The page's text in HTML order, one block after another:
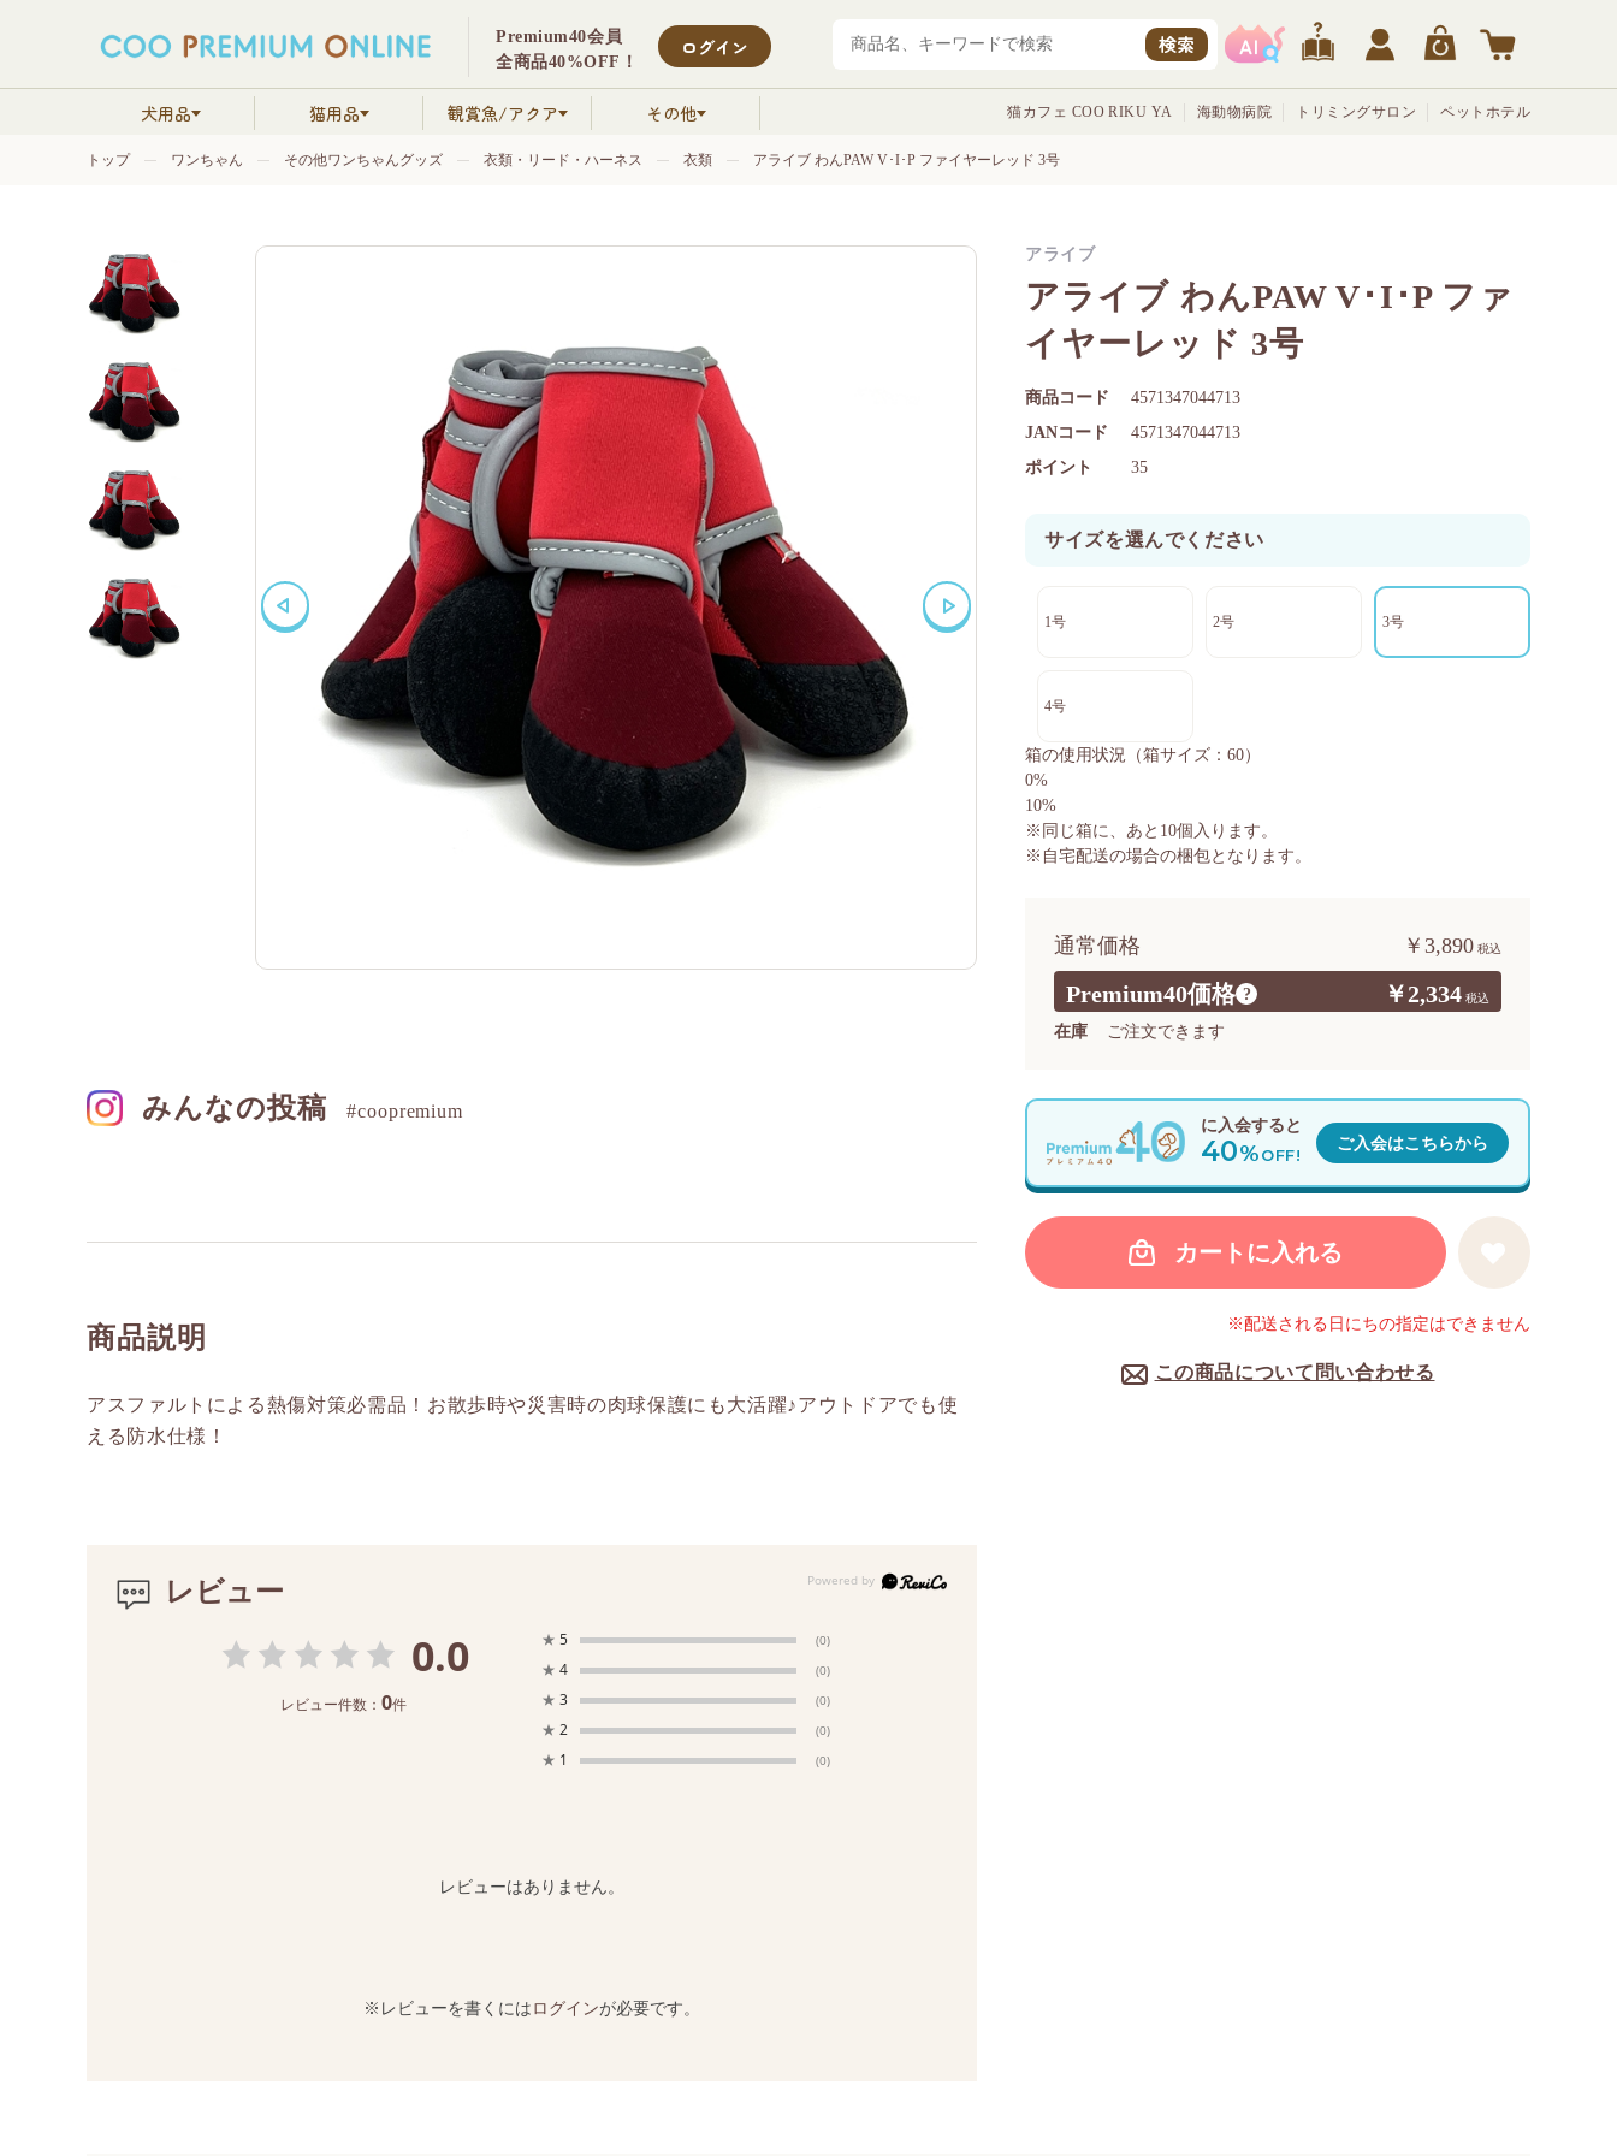
Premium40会員
全商品40%OFF！
ログイン 検索
犬用品 猫用品 観賞魚/アクア その他 猫カフェ COO RIKU YA 海動物病院 トリミングサロン ペットホテル
トップ ワンちゃん その他ワンちゃんグッズ 衣類・リード・ハーネス 衣類 アライブ わんPAW V･I･P ファイヤーレッド 3号
みんなの投稿 #coopremium
商品説明
アスファルトによる熱傷対策必需品！お散歩時や災害時の肉球保護にも大活躍♪アウトドアでも使
える防水仕様！
レビュー
0.0
レビュー件数： 0件
★ 5 (0)
★ 4 (0)
★ 3 (0)
★ 2 (0)
★ 1 (0)
レビューはありません。
※レビューを書くにはログインが必要です。
アライブ わんPAW V･I･P ファ
イヤーレッド 3号
Premium40価格 ? ￥2,334
通常価格 ￥3,890
在庫 ご注文できます
商品コード 4571347044713
ポイント 35
JANコード 4571347044713
サイズを選んでください
1号 2号 3号
4号
カートに入れる
この商品について問い合わせる
箱の使用状況 （箱サイズ：60）
0%
10%
※同じ箱に、あと 10個入ります。
※自宅配送の場合の梱包となります。
アライブ
※配送される日にちの指定はできません
に入会すると
40%OFF!
ご入会はこちらから